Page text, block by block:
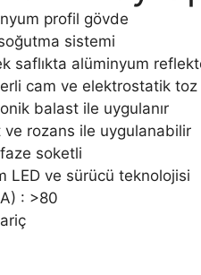
profil gövde
soğutma sistemi
saflıkta alüminyum
cam ve elektrostatik toz
balast ile uygulanır
ve rozans ile uygulanabilir
soketli
LED ve sürücü teknolojisi
: >80